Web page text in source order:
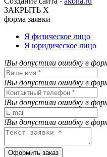
ЗАКРЫТЬ Х
форма заявки
Я физическое лицо
Я юридическое лицо
!Вы допустили ошибку в
!Вы допустили ошибку в
!Вы допустили ошибку в
!Вы допустили ошибку в
Оформить заказ